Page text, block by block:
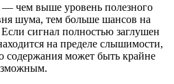
чем выше уровень полезного
шума, тем больше шансов на
сигнал полностью заглушен
на пределе слышимости,
содержания может быть крайне